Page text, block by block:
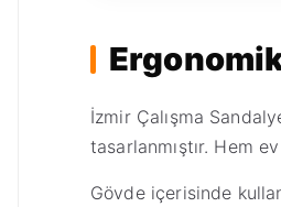
İzmir Çalışma
tasarlanmıştır. Hem
Gövde içerisinde